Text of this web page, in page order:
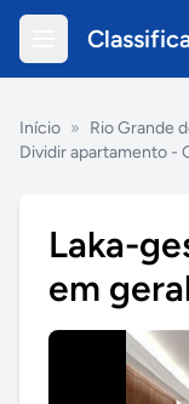
Início » Rio Grande
Dividir apartamento -
Laka-
em